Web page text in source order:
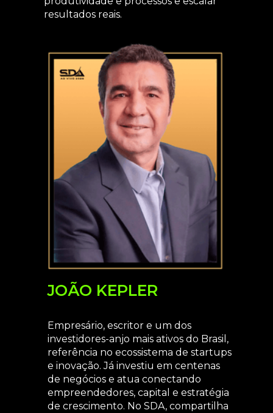
resultados reais.
JOÃO KEPLER
Empresário, escritor e um dos
investidores-anjo mais ativos do Brasil,
referência no ecossistema de startups
e inovação. Já investiu em centenas
de negócios e atua conectando
empreendedores, capital e estratégia
de crescimento. No SDA, compartilha